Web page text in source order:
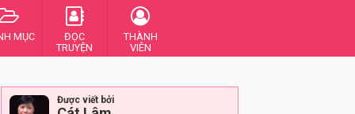
MỤC
ĐỌC
TRUYỆN
THÀNH
VIÊN
Được viết bởi